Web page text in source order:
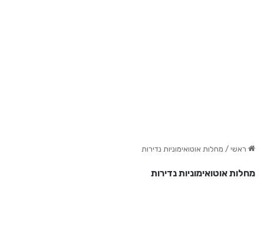
ראשי / מחלות אוטואימוניות נדירות
מחלות אוטואימוניות נדירות